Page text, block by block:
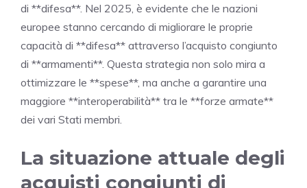
di **difesa**. Nel 2025, è evidente che le nazioni
europee stanno cercando di migliorare le proprie
capacità di **difesa** attraverso l’acquisto congiunto
di **armamenti**. Questa strategia non solo mira a
ottimizzare le **spese**, ma anche a garantire una
maggiore **interoperabilità** tra le **forze armate**
dei vari Stati membri.
La situazione attuale degli
acquisti congiunti di